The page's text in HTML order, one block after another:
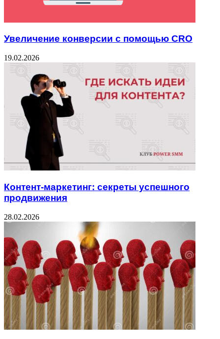
Увеличение конверсии с помощью CRO
19.02.2026
Контент-маркетинг: секреты успешного
продвижения
28.02.2026